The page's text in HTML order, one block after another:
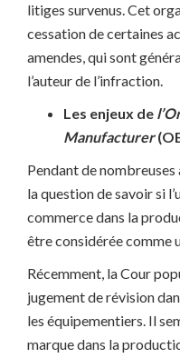
litiges survenus. Cet
cessation de certaines
amendes, qui sont
l’auteur de l’infraction.
Les enjeux de
Manufacturer
Pendant de nombreuses
la question de savoir si
commerce dans la
être considérée comme
Récemment, la Cour
jugement de révision
les équipementiers. Il
marque dans la